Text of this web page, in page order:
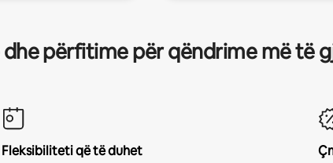
dhe përfitime për qëndrime më të
Fleksibiliteti që të duhet